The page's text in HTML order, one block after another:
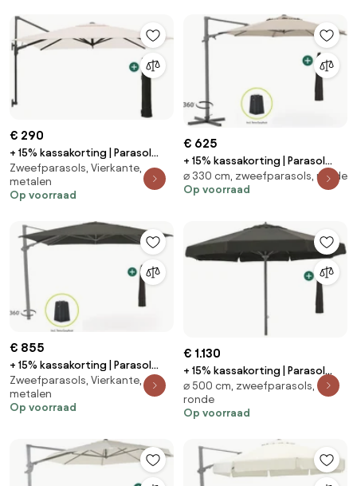
€ 290
+ 15% kassakorting | Parasol
Shadowline muurparasol |
Inclusief hoes | Vierkant |
250x250cm | Met draaihendel |
Zweefparasols, Vierkante,
metalen
Op voorraad
€ 625
+ 15% kassakorting | Parasol
Shadowline Francisco | Inclusief
hoes | Rond | 330cm | Met
Tuinmeubelen
⌀ 330 cm, zweefparasols, ronde
Op voorraad
€ 855
+ 15% kassakorting | Parasol
Shadowline Austin | Inclusief
hoes | Vierkant | 300x300cm |
Met draaihendel | Zwart | Kees
Zweefparasols, Vierkante,
metalen
Op voorraad
€ 1.130
+ 15% kassakorting | Parasol
Shadowline Java | Inclusief hoes
| Rond | 500cm | Met
draaihendel | Zwart | Kees Smit
⌀ 500 cm, zweefparasols,
ronde
Op voorraad